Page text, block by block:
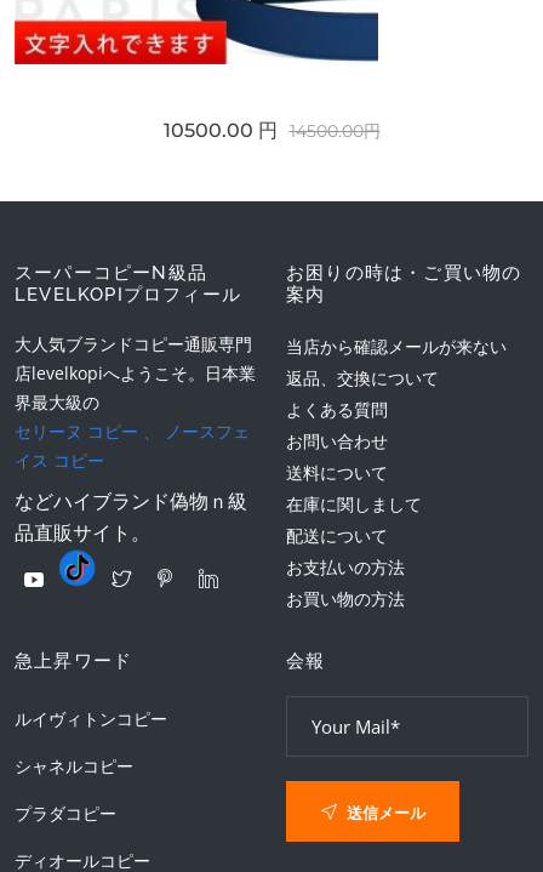
10500.00 円 14500.00円
スーパーコピーN級品
LEVELKOPIプロフィール
大人気ブランドコピー通販専門
店levelkopiへようこそ。日本業
界最大級の
セリーヌ コピー
ノースフェ
イス コピー
などハイブランド偽物ｎ級
品直販サイト。
お困りの時は・ご買い物の
案内
当店から確認メールが来ない
返品、交換について
よくある質問
お問い合わせ
送料について
在庫に関しまして
配送について
お支払いの方法
お買い物の方法
急上昇ワード
ルイヴィトンコピー
シャネルコピー
プラダコピー
ディオールコピー
会報
送信メール